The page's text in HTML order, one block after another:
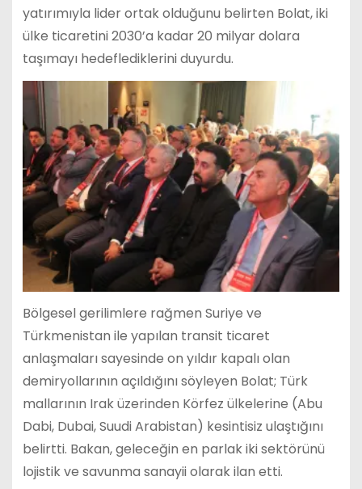
yatırımıyla lider ortak olduğunu belirten Bolat, iki
ülke ticaretini 2030’a kadar 20 milyar dolara
taşımayı hedeflediklerini duyurdu.
Bölgesel gerilimlere rağmen Suriye ve
Türkmenistan ile yapılan transit ticaret
anlaşmaları sayesinde on yıldır kapalı olan
demiryollarının açıldığını söyleyen Bolat; Türk
mallarının Irak üzerinden Körfez ülkelerine (Abu
Dabi, Dubai, Suudi Arabistan) kesintisiz ulaştığını
belirtti. Bakan, geleceğin en parlak iki sektörünü
lojistik ve savunma sanayii olarak ilan etti.